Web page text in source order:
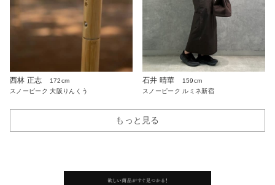
西林 正志
172cm
スノーピーク 大阪りんくう
石井 晴華
159cm
スノーピーク ルミネ新宿
もっと見る